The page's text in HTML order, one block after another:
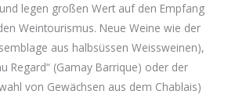
legen großen Wert auf den Empfang
Weintourismus. Neue Weine wie der
aus halbsüssen Weissweinen),
Regard“ (Gamay Barrique) oder der
von Gewächsen aus dem Chablais)